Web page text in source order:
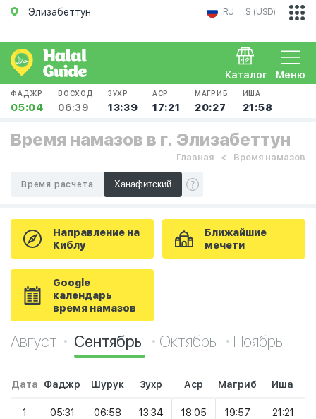
Элизабеттун RU $ (USD)
Меню
Каталог
ФАДЖР
05:04
ВОСХОД
06:39
ЗУХР
13:39
АСР
17:21
МАГРИБ
20:27
ИША
21:58
Время намазов в г. Элизабеттун
Главная Время намазов
Время расчета
Направление на
Киблу
Ближайшие
мечети
Google
календарь
время намазов
Август Сентябрь Октябрь Ноябрь
Дата Фаджр Шурук Зухр Аср Магриб Иша
1 05:31 06:58 13:34 18:05 19:57 21:21